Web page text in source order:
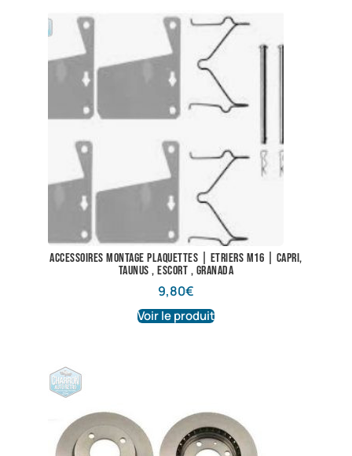
Accessoires montage plaquettes | Etriers M16 | Capri,
Taunus , Escort , Granada
9,80€
Voir le produit